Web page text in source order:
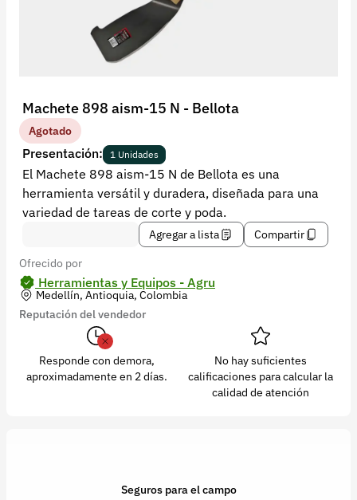
Machete 898 aism-15 N - Bellota
Agotado
Presentación: 1 Unidades
El Machete 898 aism-15 N de Bellota es una
herramienta versátil y duradera, diseñada para una
variedad de tareas de corte y poda.
Agregar a lista
Compartir
Ofrecido por
Herramientas y Equipos - Agru
Medellín, Antioquia, Colombia
Reputación del vendedor
Responde con demora,
aproximadamente en 2 días.
No hay suficientes
calificaciones para calcular la
calidad de atención
Seguros para el campo
contacto@croper.com
© 2026 Croper.com Todos los derechos reservados
Versión 5.45.0
Síguenos